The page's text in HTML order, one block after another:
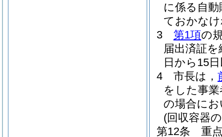
に係る自
ておかな
3
第1項の
届出済証
日から15
4
市長は，
をした事
の場合に
(回収容器
第12条
重